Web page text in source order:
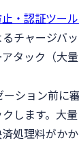
・認証ツール
チャージバ
タック（大
ーション前に
します。大
処理料がか